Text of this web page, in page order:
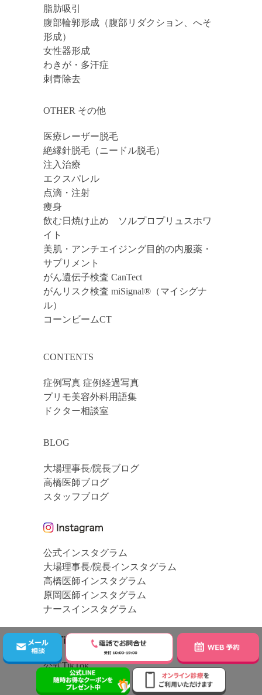
脂肪吸引
腹部輪郭形成（腹部リダクション、へそ
形成）
女性器形成
わきが・多汗症
刺青除去
OTHER その他
医療レーザー脱毛
絶縁針脱毛（ニードル脱毛）
注入治療
エクスパレル
点滴・注射
痩身
飲む日焼け止め ソルプロプリュスホワ
イト
美肌・アンチエイジング目的の内服薬・
サプリメント
がん遺伝子検査 CanTect
がんリスク検査 miSignal®（マイシグナ
ル）
コーンビームCT
CONTENTS
症例写真 症例経過写真
プリモ美容外科用語集
ドクター相談室
BLOG
大場理事長/院長ブログ
高橋医師ブログ
スタッフブログ
公式インスタグラム
大場理事長/院長インスタグラム
高橋医師インスタグラム
原岡医師インスタグラム
ナースインスタグラム
公式TikTok